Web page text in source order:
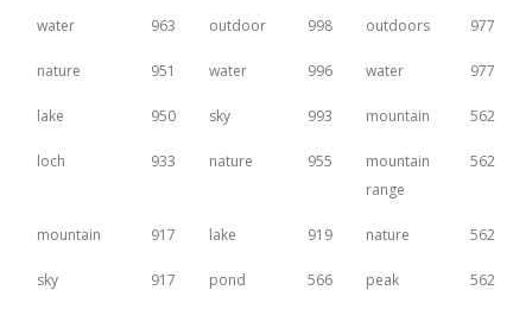
water 963 outdoor 998 outdoors 977
nature 951 water 996 water 977
lake 950 sky 993 mountain 562
loch 933 nature 955
mountain
range
562
mountain 917 lake 919 nature 562
sky 917 pond 566 peak 562